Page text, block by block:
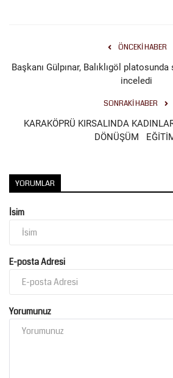
ÖNCEKI HABER
Başkanı Gülpınar, Balıklıgöl
inceledi
SONRAKI HABER
KARAKÖPRÜ KIRSALINDA
DÖNÜŞÜM
YORUMLAR
İsim
E-posta Adresi
Yorumunuz